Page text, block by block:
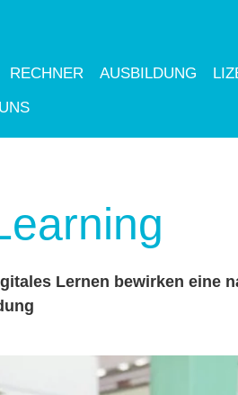
RECHNER AUSBILDUNG
Lernen bewirken eine